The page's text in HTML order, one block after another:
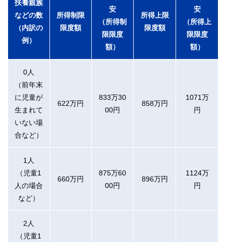
扶養親族
などの数
（内訳の
例）
所得制限
限度額
安
（所得制
限限度
額）
所得上限
限度額
安
（所得上
限限度
額）
0人
（前年末
に児童が
生まれて
いない場
合など）
622万円
833万30
00円
858万円
1071万
円
1人
（児童1
人の場合
など）
660万円
875万60
00円
896万円
1124万
円
2人
（児童1